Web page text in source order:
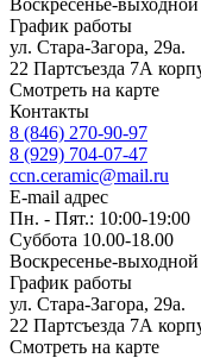
Воскресенье-выходной
График работы
ул. Стара-Загора, 29а.
22 Партсъезда 7А
Смотреть на карте
Контакты
8 (846) 270-90-97
8 (929) 704-07-47
ccn.ceramic@mail.ru
E-mail адрес
Пн. - Пят.: 10:00-19:00
Суббота 10.00-18.00
Воскресенье-выходной
График работы
ул. Стара-Загора, 29а.
22 Партсъезда 7А
Смотреть на карте